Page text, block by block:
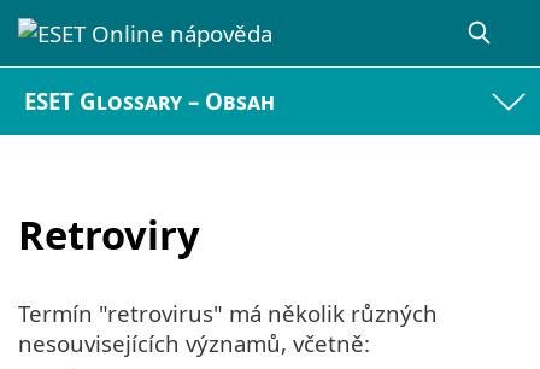
ESET Glossary – Obsah
Retroviry
Termín "retrovirus" má několik různých
nesouvisejících významů, včetně: